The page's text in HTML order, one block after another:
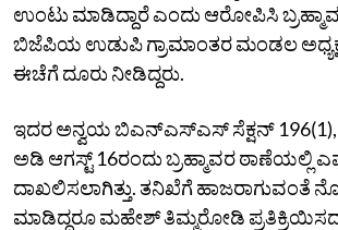
ಉಂಟು ಮಾಡಿದ್ದಾರೆ ಎಂದು ಆರೋಪಿಸಿ
ಬಿಜೆಪಿಯ ಉಡುಪಿ ಗ್ರಾಮಾಂತರ ಮಂಡಲ
ಈಚೆಗೆ ದೂರು ನೀಡಿದ್ದರು.
ಇದರ ಅನ್ವಯ ಬಿಎನ್‌ಎಸ್‌ಎಸ್‌ ಸೆಕ್ಷನ್‌ 196(1),
ಅಡಿ ಆಗಸ್ಟ್‌ 16ರಂದು ಬ್ರಹ್ಮಾವರ
ದಾಖಲಿಸಲಾಗಿತ್ತು. ತನಿಖೆಗೆ ಹಾಜರಾಗುವಂತೆ
ಮಾಡಿದ್ದರೂ ಮಹೇಶ್‌ ತಿಮ್ಮರೋಡಿ